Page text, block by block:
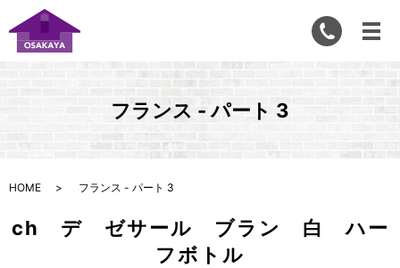
フランス - パート 3
HOME フランス - パート 3
ch デ ゼサール ブラン 白 ハー
フボトル